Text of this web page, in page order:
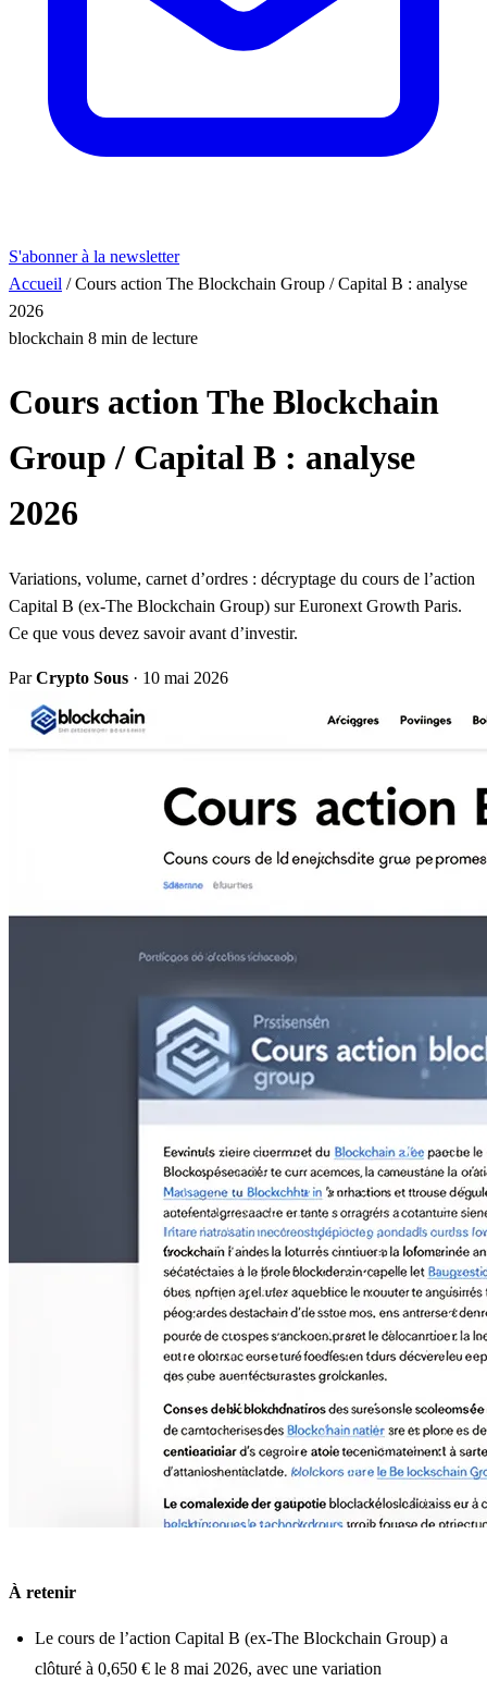
S'abonner à la newsletter
Accueil / Cours action The Blockchain Group / Capital B : analyse
2026
blockchain 8 min de lecture
Cours action The Blockchain
Group / Capital B : analyse
2026
Variations, volume, carnet d’ordres : décryptage du cours de l’action
Capital B (ex-The Blockchain Group) sur Euronext Growth Paris.
Ce que vous devez savoir avant d’investir.
ParCrypto Sous · 10 mai 2026
À retenir
Le cours de l’action Capital B (ex-The Blockchain Group) a
clôturé à 0,650 € le 8 mai 2026, avec une variation